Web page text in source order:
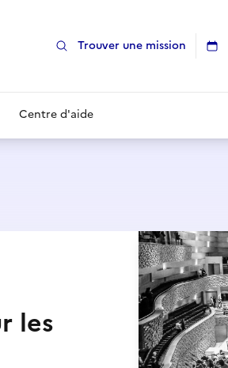
Trouver une mission
Centre d'aide
les